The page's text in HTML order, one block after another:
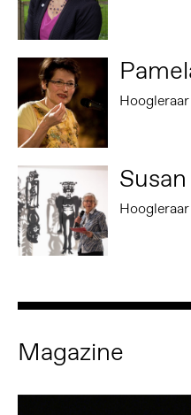
Hoogleraar
Magazine